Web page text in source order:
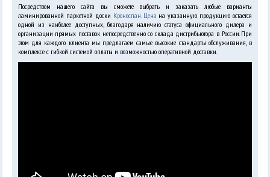
Посредством нашего сайта вы сможете выбрать и заказать любые варианты
ламинированной паркетной доски Кроноспан. Цена на указанную продукцию остается
одной из наиболее доступных, благодаря наличию статуса официального дилера и
организации прямых поставок непосредственно со склада дистрибьютора в России. При
этом для каждого клиента мы предлагаем самые высокие стандарты обслуживания, в
комплексе с гибкой системой оплаты и возможностью оперативной доставки.